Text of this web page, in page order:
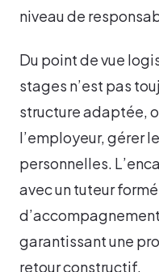
niveau de
Du point de vue
stages n’est pas
structure adaptée,
l’employeur, gérer
personnelles.
avec un tuteur
garantissant une
retour constructif.